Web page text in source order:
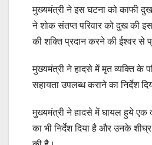
मुख्यमंत्री ने इस घटना को काफी
ने शोक संतप्त परिवार को दुख की
की शक्ति प्रदान करने की ईश्वर से
मुख्यमंत्री ने हादसे में मृत व्यक्ति के
सहायता उपलब्ध कराने का निर्देश
मुख्यमंत्री ने हादसे में घायल हुये एक
का भी निर्देश दिया है और उनके